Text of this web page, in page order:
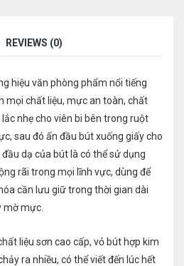
REVIEWS (0)
hiệu văn phòng phẩm nổi tiếng
mọi chất liệu, mực an toàn, chất
lắc nhẹ cho viên bi bên trong ruột
sau đó ấn đầu bút xuống giấy cho
dạ của bút là có thể sử dụng
rãi trong mọi lĩnh vực, dùng để
cần lưu giữ trong thời gian dài
mờ mực.
liệu sơn cao cấp, vỏ bút hợp kim
ra nhiều, có thể viết đến lúc hết